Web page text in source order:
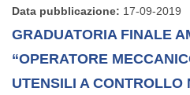
Data pubblicazione: 17-09-2019
GRADUATORIA FINALE
“OPERATORE
UTENSILI A CONTROLLO